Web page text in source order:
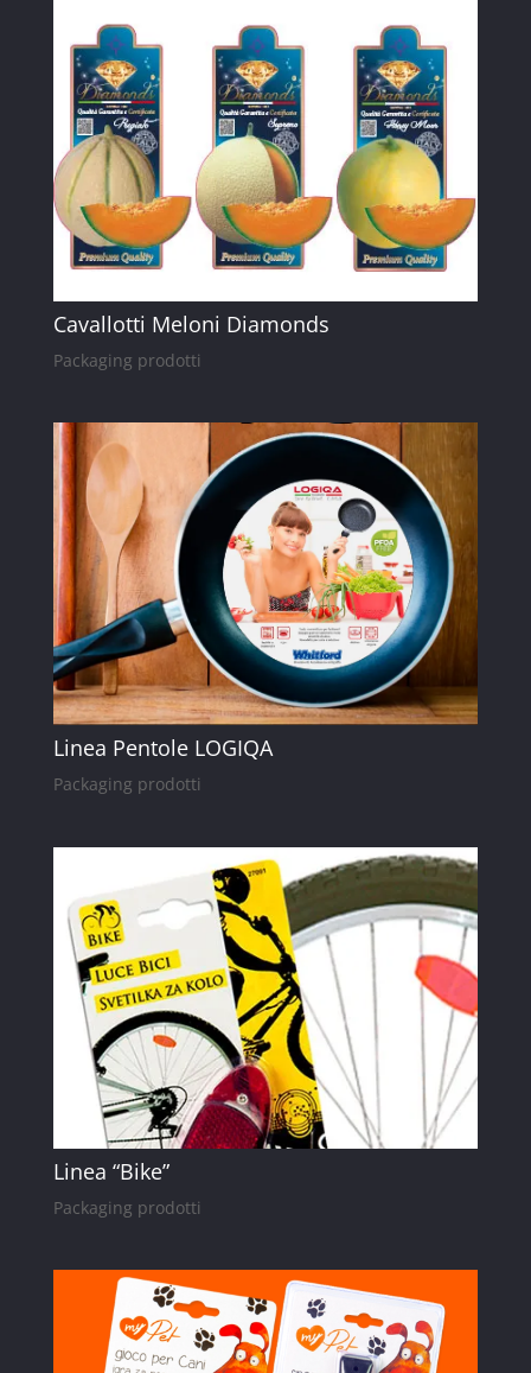
Cavallotti Meloni Diamonds
Packaging prodotti
Linea Pentole LOGIQA
Packaging prodotti
Linea “Bike”
Packaging prodotti